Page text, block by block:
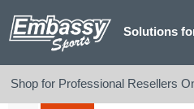
Solutions
Shop for Professional Resellers